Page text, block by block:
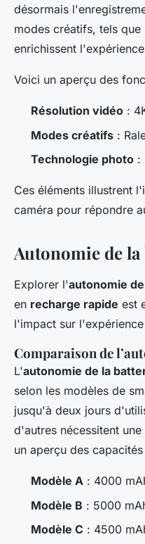
désormais
modes créatifs, tels
enrichissent
Voici un aperçu des
Résolution vidéo :
Modes créatifs :
Technologie photo :
Ces éléments illustrent
caméra pour répondre
Autonomie de
Explorer l'autonomie
en recharge rapide est
l'impact sur
Comparaison de
L'autonomie de la
selon les modèles de
jusqu'à deux jours
d'autres nécessitent
un aperçu des
Modèle A : 4000
Modèle B : 5000
Modèle C : 4500